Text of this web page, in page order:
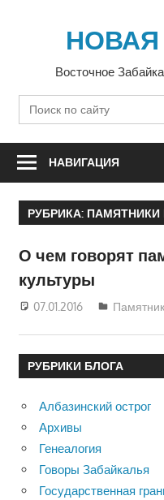
содержимому
Восточное
Search
for:
НАВИГАЦИЯ
РУБРИКА: ПАМЯТНИКИ
О чем говорят
культуры
07.01.2016
РУБРИКИ БЛОГА
Албазинский острог
Архивы
Генеалогия
Говоры Забайкалья
Государственная